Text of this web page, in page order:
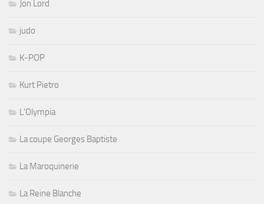
Jon Lord
judo
K-POP
Kurt Pietro
L'Olympia
La coupe Georges Baptiste
La Maroquinerie
La Reine Blanche